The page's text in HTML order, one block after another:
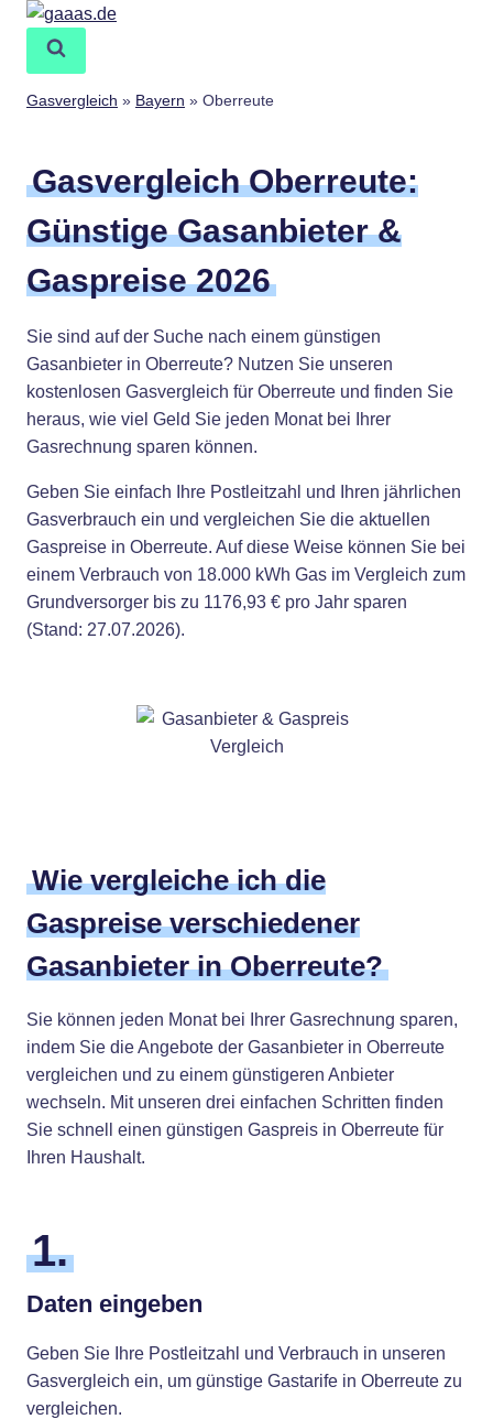
Zum
springen
Gasvergleich » Bayern » Oberreute
Gasvergleich Oberreute:
Günstige Gasanbieter &
Gaspreise 2026
Sie sind auf der Suche nach einem günstigen
Gasanbieter in Oberreute? Nutzen Sie unseren
kostenlosen Gasvergleich für Oberreute und finden Sie
heraus, wie viel Geld Sie jeden Monat bei Ihrer
Gasrechnung sparen können.
Geben Sie einfach Ihre Postleitzahl und Ihren jährlichen
Gasverbrauch ein und vergleichen Sie die aktuellen
Gaspreise in Oberreute. Auf diese Weise können Sie bei
einem Verbrauch von 18.000 kWh Gas im Vergleich zum
Grundversorger bis zu 1176,93 € pro Jahr sparen
(Stand: 27.07.2026).
Wie vergleiche ich die
Gaspreise verschiedener
Gasanbieter in Oberreute?
Sie können jeden Monat bei Ihrer Gasrechnung sparen,
indem Sie die Angebote der Gasanbieter in Oberreute
vergleichen und zu einem günstigeren Anbieter
wechseln. Mit unseren drei einfachen Schritten finden
Sie schnell einen günstigen Gaspreis in Oberreute für
Ihren Haushalt.
1.
Daten eingeben
Geben Sie Ihre Postleitzahl und Verbrauch in unseren
Gasvergleich ein, um günstige Gastarife in Oberreute zu
vergleichen.